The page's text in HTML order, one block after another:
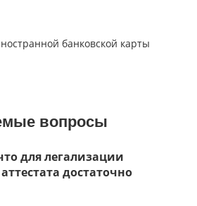
банковской карты
вопросы
для легализации
достаточно